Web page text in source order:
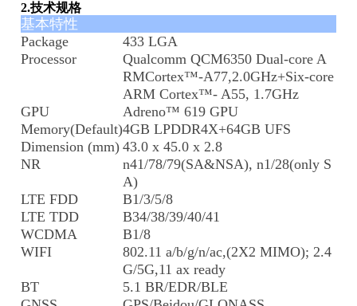
2.技术规格
基本特性
Package
433 LGA
Processor
Qualcomm QCM6350 Dual-core A
RMCortex™-A77,2.0GHz+Six-core
ARM Cortex™- A55, 1.7GHz
GPU
Adreno™ 619 GPU
Memory(Default)4GB LPDDR4X+64GB UFS
Dimension (mm) 43.0 x 45.0 x 2.8
NR
n41/78/79(SA&NSA), n1/28(only S
A)
LTE FDD
B1/3/5/8
LTE TDD
B34/38/39/40/41
WCDMA
B1/8
WIFI
802.11 a/b/g/n/ac,(2X2 MIMO); 2.4
G/5G,11 ax ready
BT
5.1 BR/EDR/BLE